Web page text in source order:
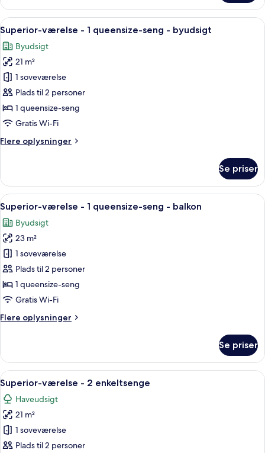
sovesofa
værelse
1
queensize-
seng
med
sovesofa
Indlæs
alle
billeder
af
Superior-
værelse
-
1
seng
Et hotelværelse med en seng, to
10
Superior-værelse - 1 queensize-seng - byudsigt
Byudsigt
21 m²
1 soveværelse
Plads til 2 personer
1 queensize-seng
Gratis Wi-Fi
Flere oplysninger
Flere
værelse
1
queensize-
seng
byudsigt
Se priser
Indlæs
alle
billeder
af
Superior-
værelse
-
1
seng
Et hotelværelse med en seng, en
10
Superior-værelse - 1 queensize-seng - balkon
Byudsigt
23 m²
1 soveværelse
Plads til 2 personer
1 queensize-seng
Gratis Wi-Fi
Flere oplysninger
Flere
værelse
1
queensize-
seng
balkon
Se priser
Indlæs
alle
billeder
af
Superior-
værelse
Et hotelværelse med en seng, et
10
Superior-værelse - 2 enkeltsenge
Haveudsigt
21 m²
1 soveværelse
Plads til 2 personer